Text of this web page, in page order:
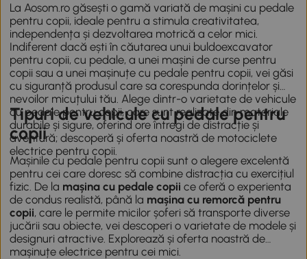
La Aosom.ro găsești o gamă variată de mașini cu pedale
pentru copii, ideale pentru a stimula creativitatea,
independența și dezvoltarea motrică a celor mici.
Indiferent dacă ești în căutarea unui buldoexcavator
pentru copii, cu pedale, a unei mașini de curse pentru
copii sau a unei mașinuțe cu pedale pentru copii, vei găsi
cu siguranță produsul care sa corespunda dorințelor și
nevoilor micuțului tău. Alege dintr-o varietate de vehicule
cu pedale pentru copii, care sunt realizate din materiale
durabile și sigure, oferind ore întregi de distracție și
aventură; descoperă și oferta noastră de motociclete
electrice pentru copii.
Tipuri de vehicule cu pedale pentru
copii
Mașinile cu pedale pentru copii sunt o alegere excelentă
pentru cei care doresc să combine distracția cu exercițiul
fizic. De la mașina cu pedale copii ce oferă o experienta
de condus realistă, până la mașina cu remorcă pentru
copii, care le permite micilor șoferi să transporte diverse
jucării sau obiecte, vei descoperi o varietate de modele și
designuri atractive. Explorează și oferta noastră de
mașinuțe electrice pentru cei mici